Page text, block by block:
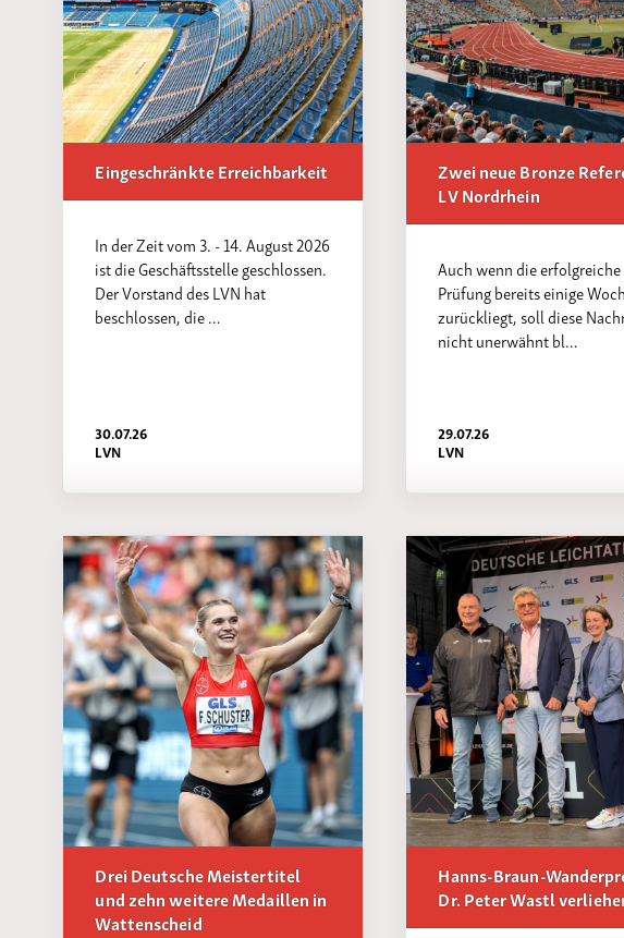
Laufveranstaltertagungen
2023
Eingeschränkte Erreichbarkeit
In der Zeit vom 3. - 14. August 2026
ist die Geschäftsstelle geschlossen.
Der Vorstand des LVN hat
beschlossen, die …
30.07.26
LVN
Zwei neue Bronze
LV Nordrhein
Auch wenn die erfolgreiche
Prüfung bereits einige
zurückliegt, soll diese
nicht unerwähnt bl…
29.07.26
LVN
Drei Deutsche Meistertitel
und zehn weitere Medaillen in
Wattenscheid
Hanns-Braun-
Dr. Peter Wastl